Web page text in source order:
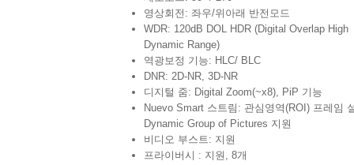
영상회전: 좌우/위아래 반전모드
WDR: 120dB DOL HDR (Digital Overlap High
Dynamic Range)
역광보정 기능: HLC/ BLC
DNR: 2D-NR, 3D-NR
디지털 줌: Digital Zoom(~x8), PiP 기능
Nuevo Smart 스트림: 관심영역(ROI) 프레임
Dynamic Group of Pictures 지원
비디오 부스트: 지원
프라이버시 : 지원, 8개